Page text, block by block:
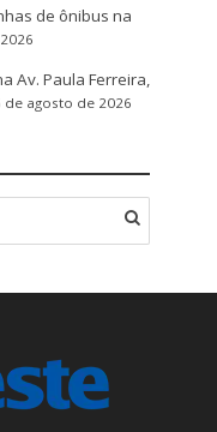
de ônibus na
Av. Paula Ferreira,
de agosto de 2026